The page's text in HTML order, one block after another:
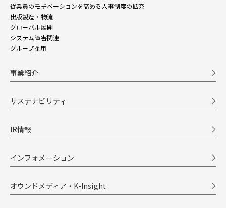
従業員のモチベーションを高める人事制度の拡充
出版製造・物流
グローバル展開
システム障害関連
グループ採用
事業紹介
サステナビリティ
IR情報
インフォメーション
オウンドメディア・K-Insight